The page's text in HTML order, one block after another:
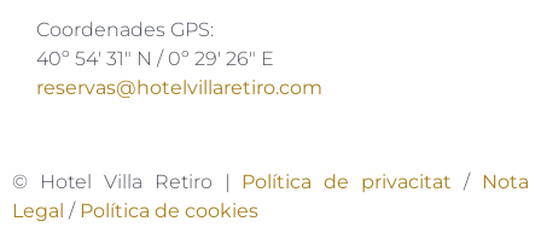
Coordenades GPS:
40º 54′ 31″ N / 0º 29′ 26″ E
reservas@hotelvillaretiro.com
© Hotel Villa Retiro | Política de privacitat / Nota
Legal / Política de cookies